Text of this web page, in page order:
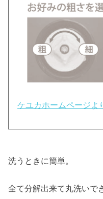
ケユカホームページよ
洗うときに簡単。
全て分解出来て丸洗いで